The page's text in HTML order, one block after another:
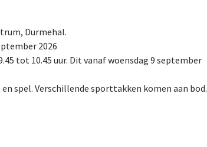
Durmehal.
2026
tot 10.45 uur. Dit vanaf woensdag 9 september
spel. Verschillende sporttakken komen aan bod.